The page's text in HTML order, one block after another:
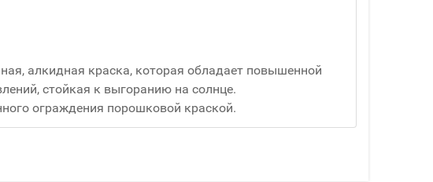
алкидная краска, которая обладает повышенной
стойкая к выгоранию на солнце.
ограждения порошковой краской.